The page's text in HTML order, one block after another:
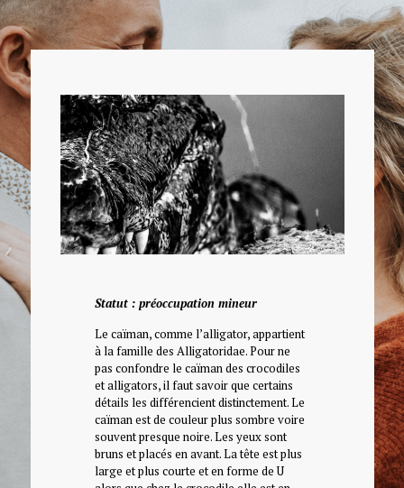
Statut : préoccupation mineur
Le caïman, comme l’alligator, appartient
à la famille des Alligatoridae. Pour ne
pas confondre le caïman des crocodiles
et alligators, il faut savoir que certains
détails les différencient distinctement. Le
caïman est de couleur plus sombre voire
souvent presque noire. Les yeux sont
bruns et placés en avant. La tête est plus
large et plus courte et en forme de U